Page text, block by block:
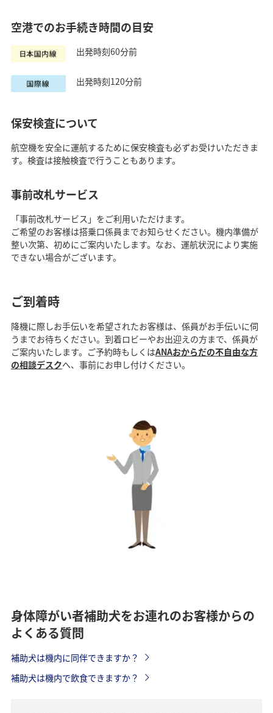
空港でのお手続き時間の目安
出発時刻60分前
出発時刻120分前
保安検査について
航空機を安全に運航するために保安検査も必ずお受けいただきま
す。検査は接触検査で行うこともあります。
事前改札サービス
「事前改札サービス」をご利用いただけます。
ご希望のお客様は搭乗口係員までお知らせください。機内準備が
整い次第、初めにご案内いたします。なお、運航状況により実施
できない場合がございます。
ご到着時
降機に際しお手伝いを希望されたお客様は、係員がお手伝いに伺
うまでお待ちください。到着ロビーやお出迎えの方まで、係員が
ご案内いたします。ご予約時もしくはANAおからだの不自由な方
の相談デスクへ、事前にお申し付けください。
身体障がい者補助犬をお連れのお客様からの
よくある質問
補助犬は機内に同伴できますか？
補助犬は機内で飲食できますか？